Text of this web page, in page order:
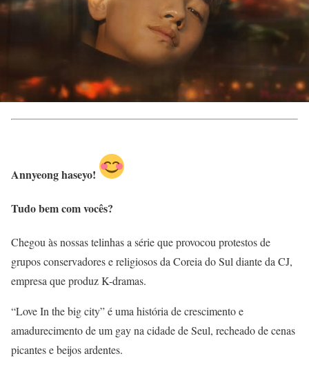
Annyeong haseyo!
Tudo bem com vocês?
Chegou às nossas telinhas a série que provocou protestos de
grupos conservadores e religiosos da Coreia do Sul diante da CJ,
empresa que produz K-dramas.
“Love In the big city” é uma história de crescimento e
amadurecimento de um gay na cidade de Seul, recheado de cenas
picantes e beijos ardentes.